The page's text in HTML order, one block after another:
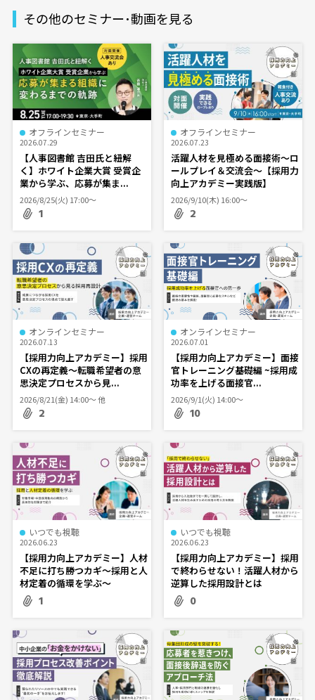
その他のセミナー･動画を見る
オフラインセミナー
2026.07.29
【人事図書館 吉田氏と紐解
く】ホワイト企業大賞 受賞企
業から学ぶ、応募が集ま...
2026/8/25(火) 17:00〜
1
オフラインセミナー
2026.07.23
活躍人材を見極める面接術～ロ
ールプレイ＆交流会～【採用力
向上アカデミー実践版】
2026/9/10(木) 16:00〜
2
オンラインセミナー
2026.07.13
【採用力向上アカデミー】採用
CXの再定義～転職希望者の意
思決定プロセスから見...
2026/8/21(金) 14:00〜 他
2
オンラインセミナー
2026.07.01
【採用力向上アカデミー】面接
官トレーニング基礎編 ~採用成
功率を上げる面接官...
2026/9/1(火) 14:00〜
10
いつでも視聴
2026.06.23
【採用力向上アカデミー】人材
不足に打ち勝つカギ～採用と人
材定着の循環を学ぶ～
1
いつでも視聴
2026.06.23
【採用力向上アカデミー】採用
で終わらせない！活躍人材から
逆算した採用設計とは
0